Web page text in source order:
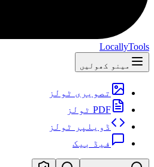
LocallyTools
مینو کھولیں
تصویری ٹولز
PDF ٹولز
ڈویلپر ٹولز
فیڈ بیک